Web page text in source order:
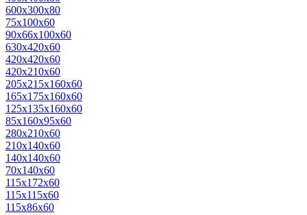
600x300x80
75х100х60
90х66х100х60
630x420x60
420х420х60
420х210х60
205х215x160x60
165х175х160х60
125х135х160х60
85х160х95х60
280x210x60
210х140х60
140х140х60
70х140х60
115x172x60
115x115x60
115x86x60